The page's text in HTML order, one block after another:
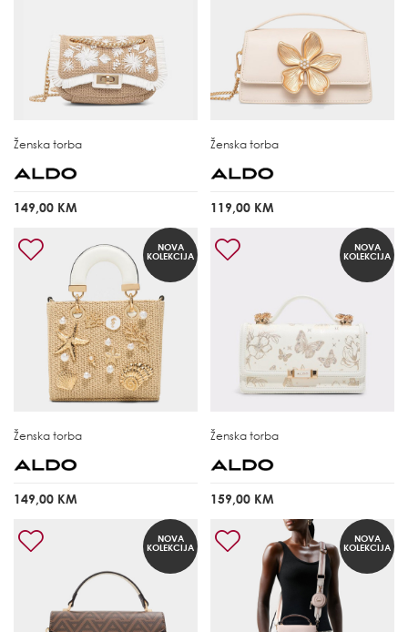
Ženska torba
149,00 KM
Ženska torba
119,00 KM
NOVA
KOLEKCIJA
Ženska torba
149,00 KM
NOVA
KOLEKCIJA
Ženska torba
159,00 KM
NOVA
KOLEKCIJA
NOVA
KOLEKCIJA